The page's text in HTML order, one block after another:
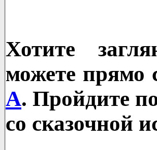
Хотите
можете прямо
А. Пройдите
со сказочной